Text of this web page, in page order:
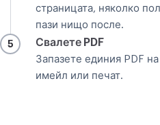
страницата, няколко
пази нищо после.
5 Свалете PDF
Запазете единия PDF
имейл или печат.